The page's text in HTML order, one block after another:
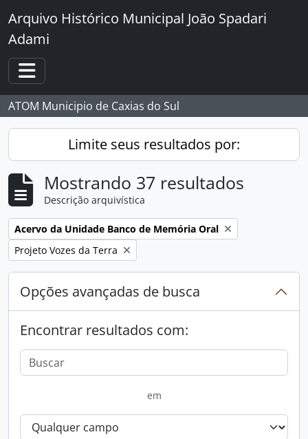
Skip to main content
Arquivo Histórico Municipal João Spadari
Adami
Toggle navigation
ATOM Municipio de Caxias do Sul
Limite seus resultados por:
Mostrando 37 resultados
Descrição arquivística
Remover filtro:
Acervo da Unidade Banco de Memória Oral
Remover filtro:
Projeto Vozes da Terra
Opções avançadas de busca
Encontrar resultados com:
em